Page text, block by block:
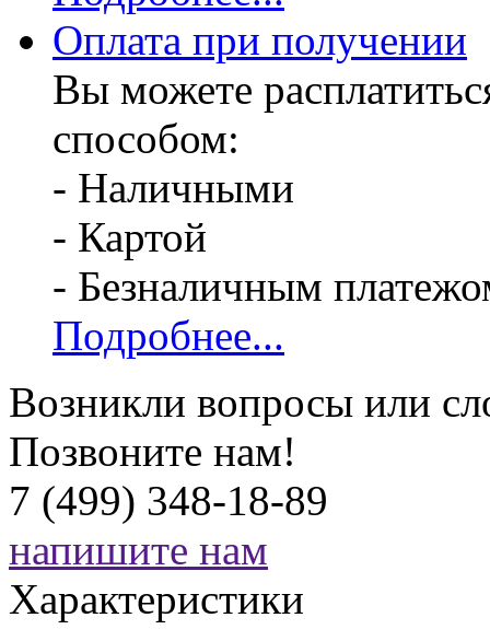
Оплата при получении
Вы можете
способом:
- Наличными
- Картой
- Безналичным
Подробнее...
Возникли вопросы или
Позвоните нам!
7 (499) 348-18-89
напишите нам
Характеристики